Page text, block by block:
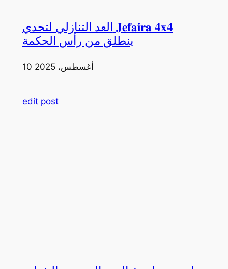
العد التنازلي لتحدي 𝐉𝐞𝐟𝐚𝐢𝐫𝐚 𝟒𝐱𝟒
ينطلق من رأس الحكمة
10 أغسطس، 2025
edit post